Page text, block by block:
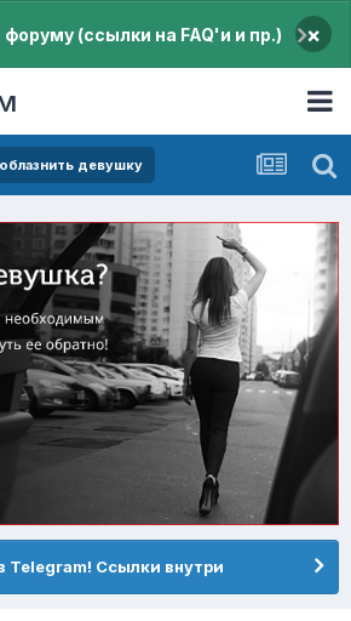
(ссылки на FAQ'и и пр.) ×
девушку
Telegram! Ссылки внутри